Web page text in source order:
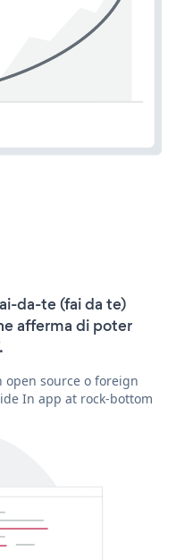
da-te (fai da te)
afferma di poter
source o foreign
In app at rock-bottom